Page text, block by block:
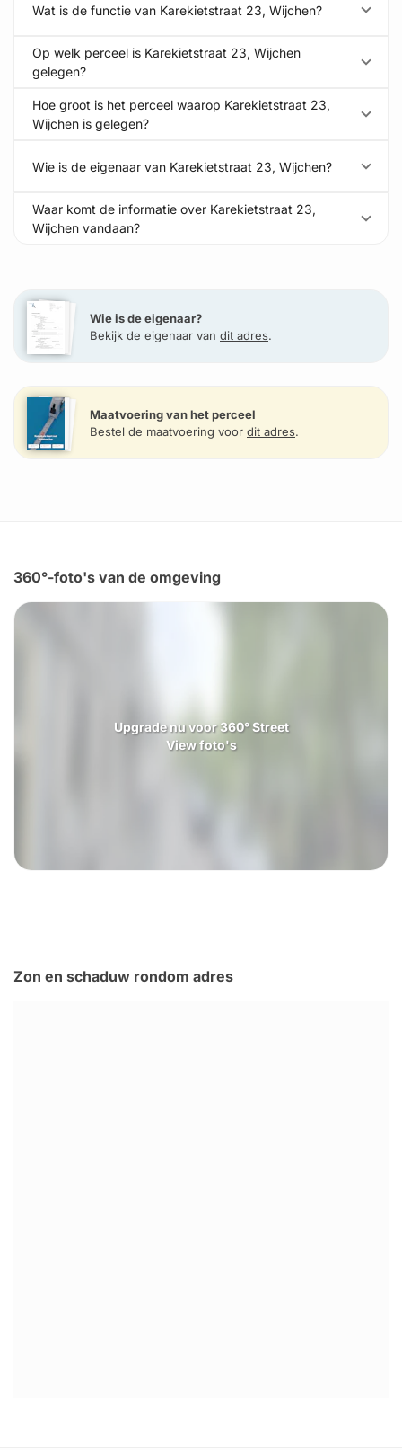
Wat is de functie van Karekietstraat 23, Wijchen?
Op welk perceel is Karekietstraat 23, Wijchen
gelegen?
Hoe groot is het perceel waarop Karekietstraat 23,
Wijchen is gelegen?
Wie is de eigenaar van Karekietstraat 23, Wijchen?
Waar komt de informatie over Karekietstraat 23,
Wijchen vandaan?
Wie is de eigenaar?
Bekijk de eigenaar van dit adres.
Maatvoering van het perceel
Bestel de maatvoering voor dit adres.
360°-foto's van de omgeving
Upgrade nu voor 360° Street
View foto's
Zon en schaduw rondom adres